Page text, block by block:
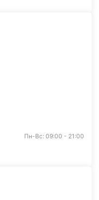
Пн-Вс: 09:00 - 21:00